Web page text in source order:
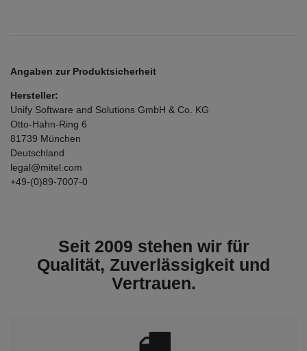
Angaben zur Produktsicherheit
Hersteller:
Unify Software and Solutions GmbH & Co. KG
Otto-Hahn-Ring 6
81739 München
Deutschland
legal@mitel.com
+49-(0)89-7007-0
Seit 2009 stehen wir für
Qualität, Zuverlässigkeit und
Vertrauen.